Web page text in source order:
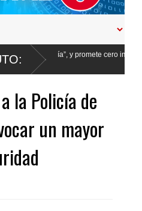
y promete cero impunidad ante
la Policía de
un mayor